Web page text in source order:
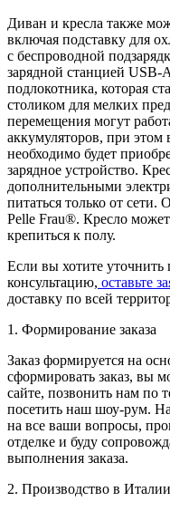
Диван и кресла также
включая подставку для
с беспроводной
зарядной станцией
подлокотника, которая
столиком для мелких
перемещения могут
аккумуляторов, при этом
необходимо будет
зарядное устройство.
дополнительными
питаться только от
Pelle Frau®. Кресло
крепиться к полу.
Если вы хотите
консультацию, оставьте
доставку по всей
1. Формирование заказа
Заказ формируется на
сформировать заказ, вы
сайте, позвонить нам по
посетить наш шоу-рум.
на все ваши вопросы,
отделке и буду
выполнения заказа.
2. Производство в Италии